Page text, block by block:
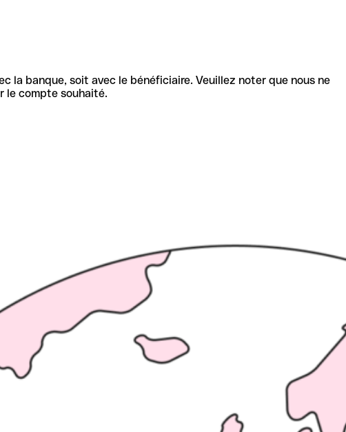
la banque, soit avec le bénéficiaire. Veuillez noter que nous ne
le compte souhaité.